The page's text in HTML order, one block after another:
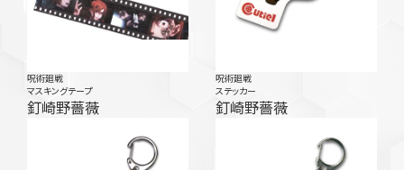
呪術廻戦
マスキングテープ
釘崎野薔薇
呪術廻戦
ステッカー
釘崎野薔薇